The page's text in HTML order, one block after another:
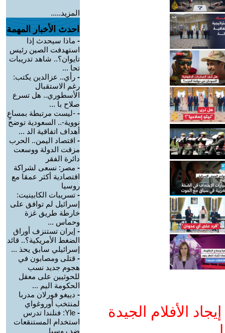
الأفلام الجيدة
المزيد.....
احدث الأخبار المهمة
- ماذا سيحدث إذا
استهدفت الصين رئيس
تايوان؟.. شاهد تدريبات
تحا ...
- رأي.. عزالدين يكتب:
رغم الاستقبال
الأسطوري.. هل تسرع
صلاح با ...
- -ليست مرتبطة بمساعٍ
نووية-.. السعودية توضح
أهداف اتفاقية الد ...
- اقتصاد اليمن.. الحرب
مزقت الدولة ووسعت
دائرة الفقر
- مصر: نسعى لشراكة
اقتصادية أكثر عمقا مع
روسيا
- تسريبات الكابينيت:
إسرائيل لم توافق على
خارطة طريق غزة
وحماس ...
- إيران تستنزف أوراق
الضغط الأمريكية؟.. قائد
إسرائيلي سابق يحذ ...
- قتلى ومصابون في
هجوم جديد نسب
للحوثيين على معقل
الحكومة اليم ...
- دييغو فورلان مدربا
لمنتخب أوروغواي
-
Yle: فنلندا تدرس
استخدام المستنقعات
ضد روسيا